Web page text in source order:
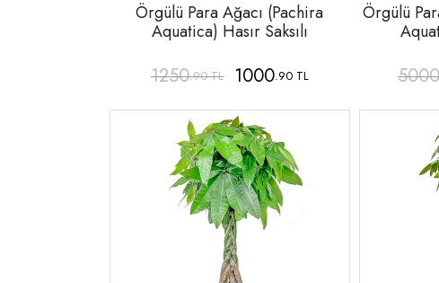
Örgülü Para Ağacı (Pachira
Aquatica) Hasır Saksılı
1250.90 TL 1000.90 TL
Örgülü
5000